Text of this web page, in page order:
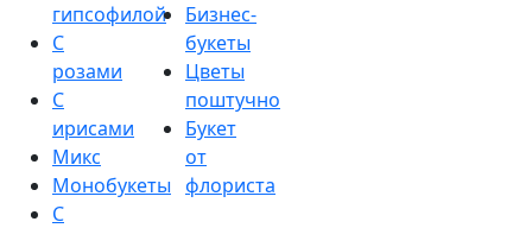
гипсофилой
С
розами
С
ирисами
Микс
Монобукеты
С
Бизнес-
букеты
Цветы
поштучно
Букет
от
флориста